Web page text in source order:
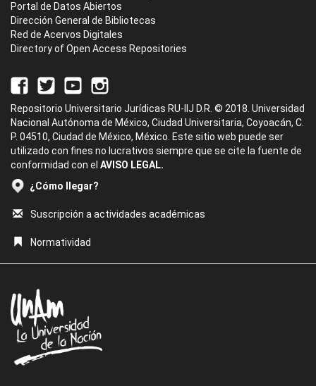
Portal de Datos Abiertos
Dirección General de Bibliotecas
Red de Acervos Digitales
Directory of Open Access Repositories
Repositorio Universitario Jurídicas RU-IIJ D.R. © 2018. Universidad
Nacional Autónoma de México, Ciudad Universitaria, Coyoacán, C.
P. 04510, Ciudad de México, México. Este sitio web puede ser
utilizado con fines no lucrativos siempre que se cite la fuente de
conformidad con el AVISO LEGAL.
¿Cómo llegar?
Suscripción a actividades académicas
Normatividad